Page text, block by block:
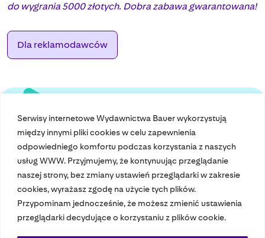
Serwisy internetowe Wydawnictwa Bauer wykorzystują
między innymi pliki cookies w celu zapewnienia
odpowiedniego komfortu podczas korzystania z naszych
usług WWW. Przyjmujemy, że kontynuując przeglądanie
naszej strony, bez zmiany ustawień przeglądarki w zakresie
cookies, wyrażasz zgodę na użycie tych plików.
Przypominam jednocześnie, że możesz zmienić ustawienia
przeglądarki decydujące o korzystaniu z plików cookie.
do wygrania 5000 złotych. Dobra zabawa gwarantowana!
Dla reklamodawców
Nasze czasopisma